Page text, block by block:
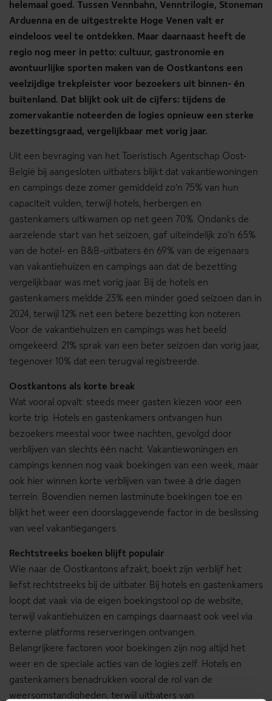
Persreizen
Login
helemaal goed. Tussen Vennbahn, Venntrilogie, Stoneman
Arduenna en de uitgestrekte Hoge Venen valt er
eindeloos veel te ontdekken. Maar daarnaast heeft de
regio nog meer in petto: cultuur, gastronomie en
avontuurlijke sporten maken van de Oostkantons een
veelzijdige trekpleister voor bezoekers uit binnen- én
buitenland. Dat blijkt ook uit de cijfers: tijdens de
zomervakantie noteerden de logies opnieuw een sterke
bezettingsgraad, vergelijkbaar met vorig jaar.
Uit een bevraging van het Toeristisch Agentschap Oost-
België bij aangesloten uitbaters blijkt dat vakantiewoningen
en campings deze zomer gemiddeld zo’n 75% van hun
capaciteit vulden, terwijl hotels, herbergen en
gastenkamers uitkwamen op net geen 70%. Ondanks de
aarzelende start van het seizoen, gaf uiteindelijk zo’n 65%
van de hotel- en B&B-uitbaters én 69% van de eigenaars
van vakantiehuizen en campings aan dat de bezetting
vergelijkbaar was met vorig jaar. Bij de hotels en
gastenkamers meldde 23% een minder goed seizoen dan in
2024, terwijl 12% net een betere bezetting kon noteren.
Voor de vakantiehuizen en campings was het beeld
omgekeerd: 21% sprak van een beter seizoen dan vorig jaar,
tegenover 10% dat een terugval registreerde.
Oostkantons als korte break
Wat vooral opvalt: steeds meer gasten kiezen voor een
korte trip. Hotels en gastenkamers ontvangen hun
bezoekers meestal voor twee nachten, gevolgd door
verblijven van slechts één nacht. Vakantiewoningen en
campings kennen nog vaak boekingen van een week, maar
ook hier winnen korte verblijven van twee à drie dagen
terrein. Bovendien nemen lastminute boekingen toe en
blijkt het weer een doorslaggevende factor in de beslissing
van veel vakantiegangers.
Rechtstreeks boeken blijft populair
Wie naar de Oostkantons afzakt, boekt zijn verblijf het
liefst rechtstreeks bij de uitbater. Bij hotels en gastenkamers
loopt dat vaak via de eigen boekingstool op de website,
terwijl vakantiehuizen en campings daarnaast ook veel via
externe platforms reserveringen ontvangen.
Belangrijkere factoren voor boekingen zijn nog altijd het
weer en de speciale acties van de logies zelf. Hotels en
gastenkamers benadrukken vooral de rol van de
weersomstandigheden, terwijl uitbaters van